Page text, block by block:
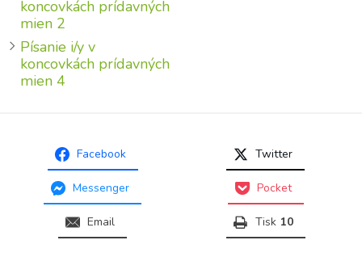
koncovkách prídavných
mien 2
Písanie i/y v
koncovkách prídavných
mien 4
Facebook Twitter
Messenger Pocket
Email Tisk 10